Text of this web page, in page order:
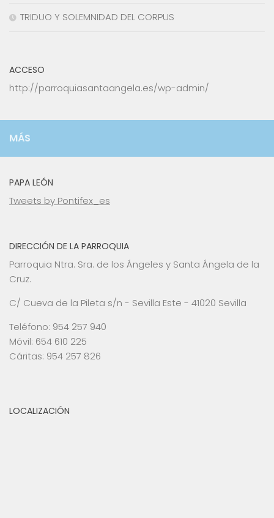
TRIDUO Y SOLEMNIDAD DEL CORPUS
ACCESO
http://parroquiasantaangela.es/wp-admin/
MÁS
PAPA LEÓN
Tweets by Pontifex_es
DIRECCIÓN DE LA PARROQUIA
Parroquia Ntra. Sra. de los Ángeles y Santa Ángela de la
Cruz.
C/ Cueva de la Pileta s/n - Sevilla Este - 41020 Sevilla
Teléfono: 954 257 940
Móvil: 654 610 225
Cáritas: 954 257 826
LOCALIZACIÓN